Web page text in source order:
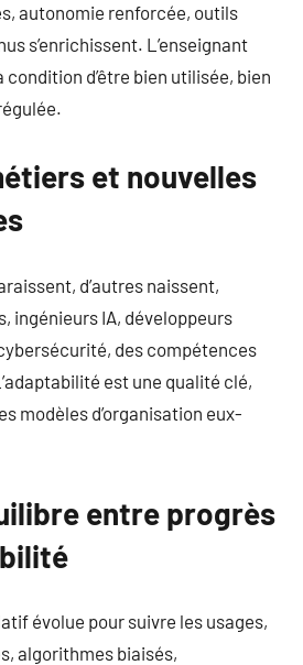
autonomie renforcée, outils
s’enrichissent. L’enseignant
d’être bien utilisée, bien
et nouvelles
d’autres naissent,
ingénieurs IA, développeurs
des compétences
est une qualité clé,
modèles d’organisation eux-
entre progrès
évolue pour suivre les usages,
algorithmes biaisés,